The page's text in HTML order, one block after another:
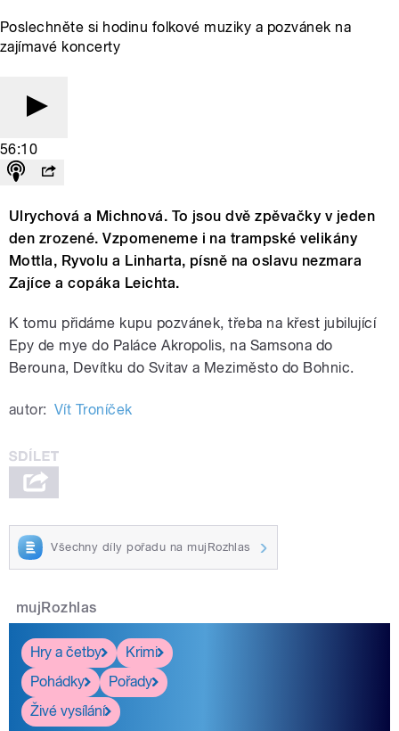
Poslechněte si hodinu folkové muziky a pozvánek na
zajímavé koncerty
56:10
Ulrychová a Michnová. To jsou dvě zpěvačky v jeden
den zrozené. Vzpomeneme i na trampské velikány
Mottla, Ryvolu a Linharta, písně na oslavu nezmara
Zajíce a copáka Leichta.
K tomu přidáme kupu pozvánek, třeba na křest jubilující
Epy de mye do Paláce Akropolis, na Samsona do
Berouna, Devítku do Svitav a Meziměsto do Bohnic.
autor: Vít Troníček
Všechny díly pořadu na mujRozhlas
mujRozhlas
Hry a četby
Krimi
Pohádky
Pořady
Živé vysílání